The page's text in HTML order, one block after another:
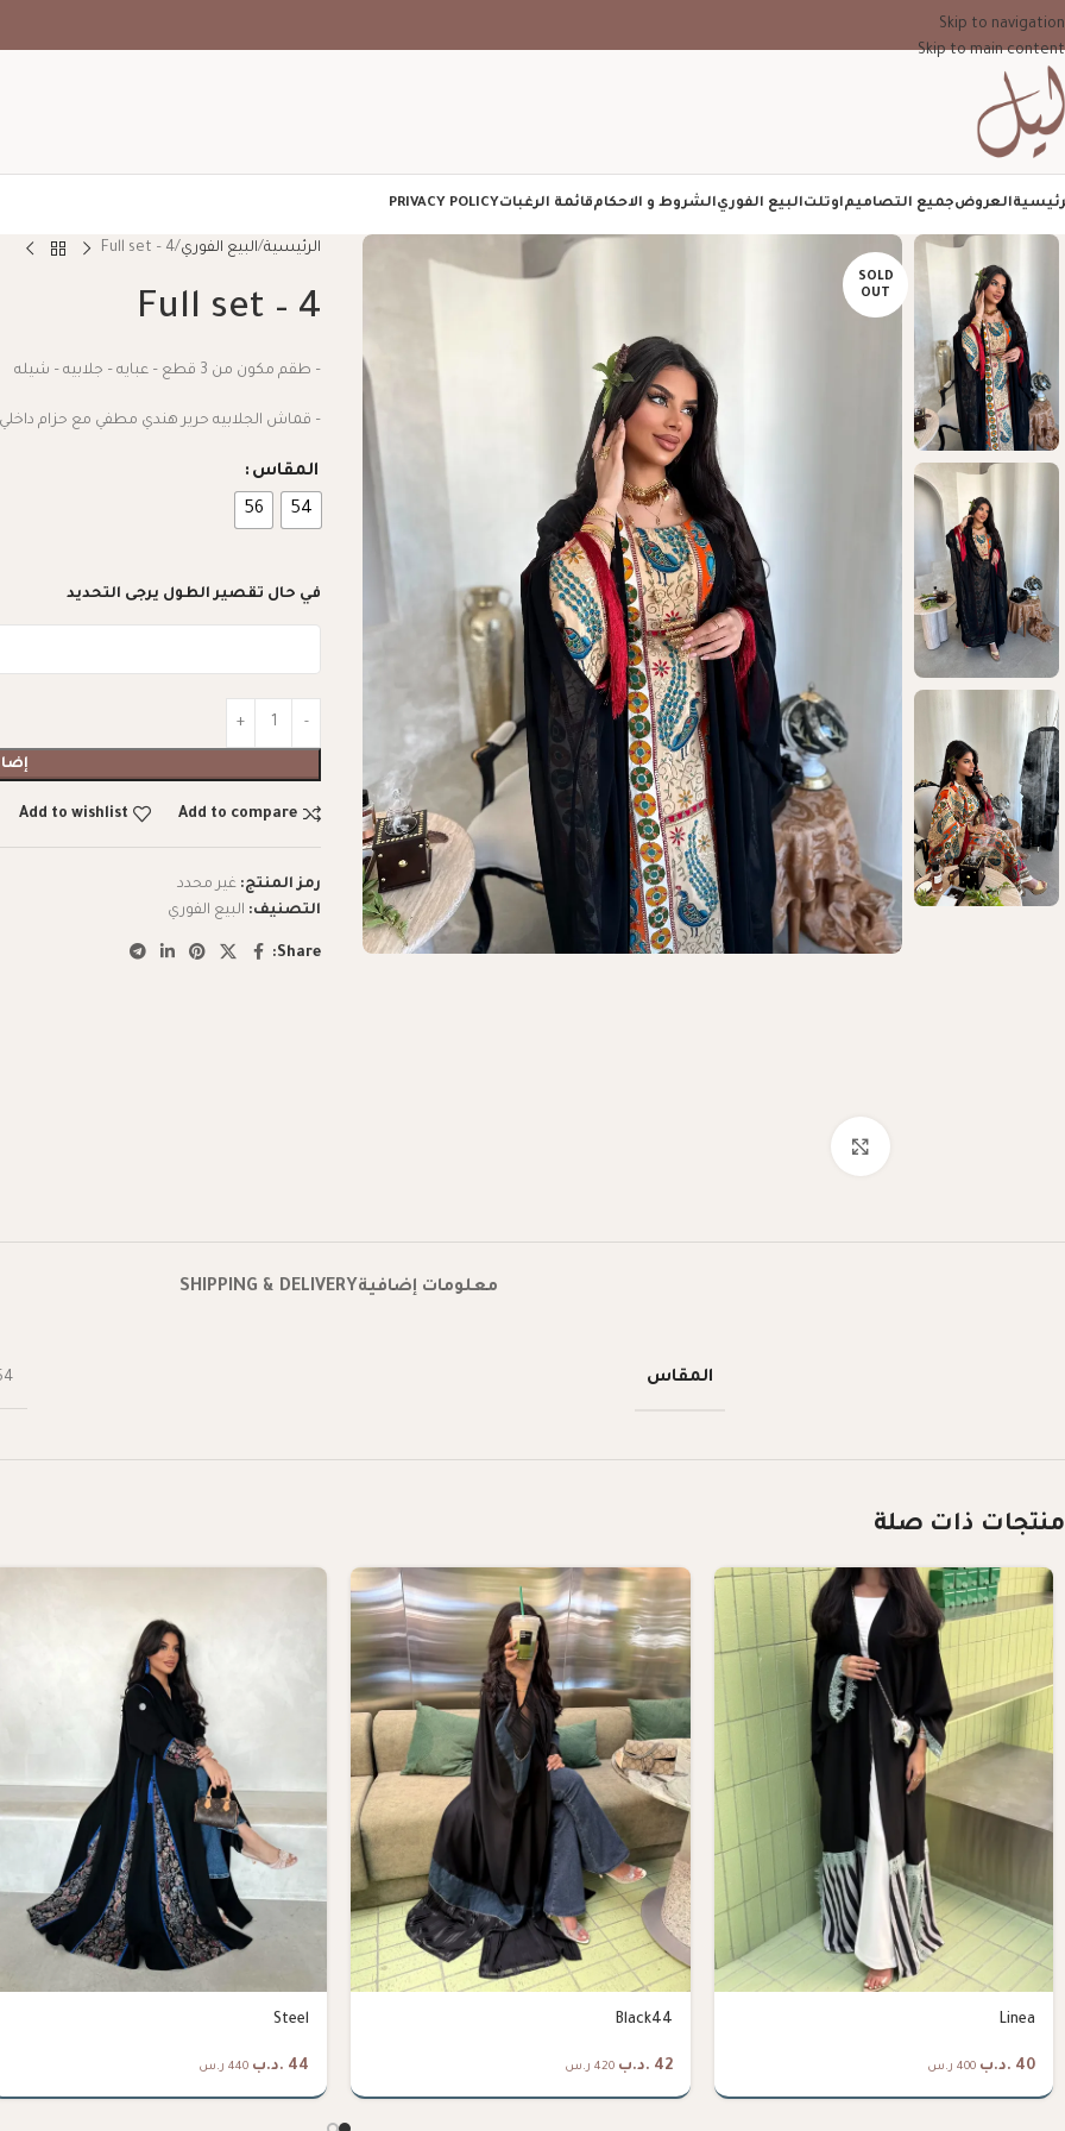
Skip to navigation
Skip to main content
العروضجميع التصاميماوتلتالبيع الفوريالشروط و الاحكامقائمة الرغباتPRIVACY POLICY
SOLD
OUT
الرئيسية البيع الفوري Full set – 4
Full set – 4
– طقم مكون من 3 قطع – عبايه – جلابيه – شيله
– قماش الجلابيه حرير هندي مطفي مع حزام داخلي
المقاس
54
56
في حال تقصير الطول يرجى التحديد
Add to compare
Add to wishlist
رمز المنتج: غير محدد
التصنيف: البيع الفوري
Share:
معلومات إضافيةSHIPPING & DELIVERY
المقاس
منتجات ذات صلة
Linea
40 .د.ب 400 ر.س
Black44
42 .د.ب 420 ر.س
Steel
44 .د.ب 440 ر.س